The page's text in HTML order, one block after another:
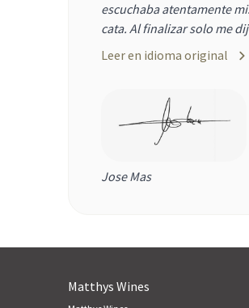
escuchaba atentamente
cata. Al finalizar solo me
Leer en idioma original
Jose Mas
Matthys Wines